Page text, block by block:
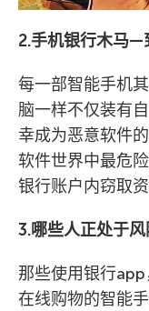
2.手机银行木马—
每一部智能手机
脑一样不仅装有
幸成为恶意软件
软件世界中最危
银行账户内窃取资
3.哪些人正处于风
那些使用银行
在线购物的智能